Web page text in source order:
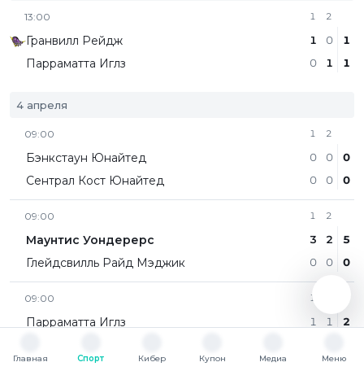
13:00
Гранвилл Рейдж
Парраматта Иглз
1
1
0
2
0
1
1
1
4 апреля
09:00
Бэнкстаун Юнайтед
Сентрал Кост Юнайтед
1
0
0
2
0
0
0
0
09:00
Маунтис Уондерерс
Глейдсвилль Райд Мэджик
1
3
0
2
2
0
5
0
09:00
Парраматта Иглз
1
1
1
2
Главная
Спорт
Кибер
Купон
Медиа
Меню